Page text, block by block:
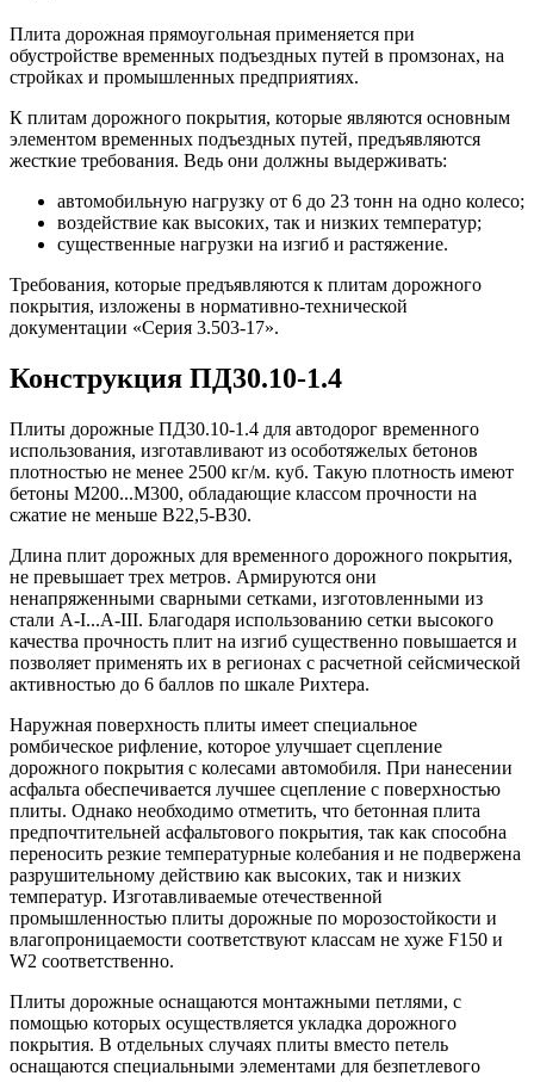
Плита дорожная прямоугольная применяется при
обустройстве временных подъездных путей в промзонах, на
стройках и промышленных предприятиях.
К плитам дорожного покрытия, которые являются основным
элементом временных подъездных путей, предъявляются
жесткие требования. Ведь они должны выдерживать:
автомобильную нагрузку от 6 до 23 тонн на одно колесо;
воздействие как высоких, так и низких температур;
существенные нагрузки на изгиб и растяжение.
Требования, которые предъявляются к плитам дорожного
покрытия, изложены в нормативно-технической
документации «Серия 3.503-17».
Конструкция ПД30.10-1.4
Плиты дорожные ПД30.10-1.4 для автодорог временного
использования, изготавливают из особотяжелых бетонов
плотностью не менее 2500 кг/м. куб. Такую плотность имеют
бетоны М200...М300, обладающие классом прочности на
сжатие не меньше В22,5-В30.
Длина плит дорожных для временного дорожного покрытия,
не превышает трех метров. Армируются они
ненапряженными сварными сетками, изготовленными из
стали A-I...A-III. Благодаря использованию сетки высокого
качества прочность плит на изгиб существенно повышается и
позволяет применять их в регионах с расчетной сейсмической
активностью до 6 баллов по шкале Рихтера.
Наружная поверхность плиты имеет специальное
ромбическое рифление, которое улучшает сцепление
дорожного покрытия с колесами автомобиля. При нанесении
асфальта обеспечивается лучшее сцепление с поверхностью
плиты. Однако необходимо отметить, что бетонная плита
предпочтительней асфальтового покрытия, так как способна
переносить резкие температурные колебания и не подвержена
разрушительному действию как высоких, так и низких
температур. Изготавливаемые отечественной
промышленностью плиты дорожные по морозостойкости и
влагопроницаемости соответствуют классам не хуже F150 и
W2 соответственно.
Плиты дорожные оснащаются монтажными петлями, с
помощью которых осуществляется укладка дорожного
покрытия. В отдельных случаях плиты вместо петель
оснащаются специальными элементами для безпетлевого